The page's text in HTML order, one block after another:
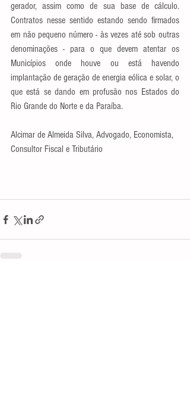
gerador, assim como de sua base de cálculo.
Contratos nesse sentido estando sendo firmados
em não pequeno número - às vezes até sob outras
denominações - para o que devem atentar os
Municípios onde houve ou está havendo
implantação de geração de energia eólica e solar, o
que está se dando em profusão nos Estados do
Rio Grande do Norte e da Paraíba.
Alcimar de Almeida Silva, Advogado, Economista,
Consultor Fiscal e Tributário